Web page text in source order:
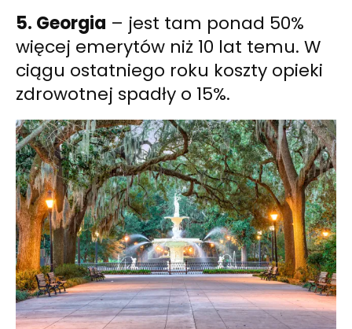
5. Georgia – jest tam ponad 50%
więcej emerytów niż 10 lat temu. W
ciągu ostatniego roku koszty opieki
zdrowotnej spadły o 15%.